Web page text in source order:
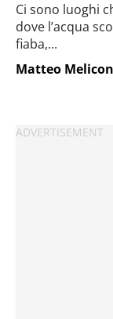
Ci sono luoghi
dove l’acqua
fiaba,...
Matteo